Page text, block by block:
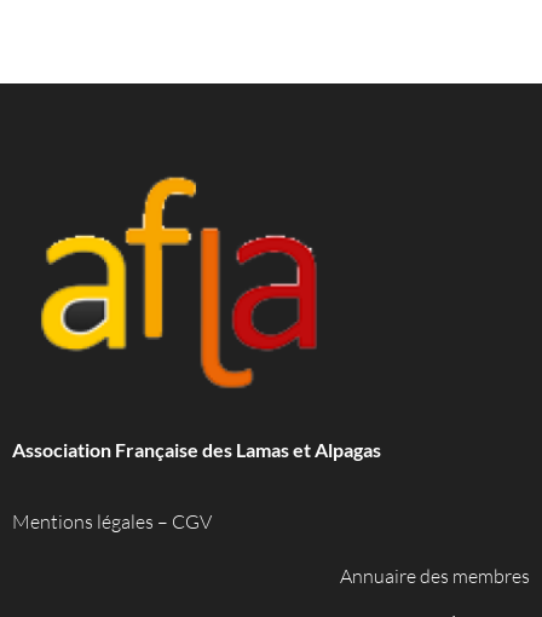
Association Française des Lamas et Alpagas
Mentions légales – CGV
Annuaire des membres